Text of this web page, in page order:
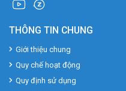
THÔNG TIN CHUNG
Giới thiệu chung
Quy chế hoạt động
Quy định sử dụng